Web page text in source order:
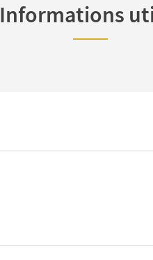
Informations